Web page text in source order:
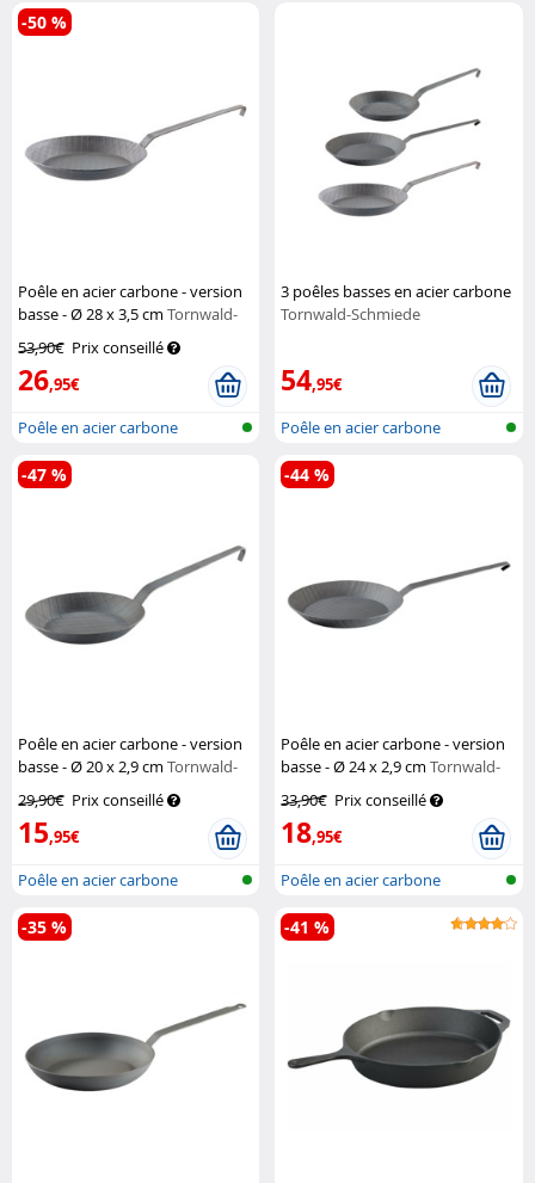
Poêle en acier carbone - version
basse - Ø 28 x 3,5 cm Tornwald-
53,90€ Prix conseillé
26,95€
-50 %
Poêle en acier carbone
3 poêles basses en acier carbone
Tornwald-Schmiede
54,95€
Poêle en acier carbone
Poêle en acier carbone - version
basse - Ø 20 x 2,9 cm Tornwald-
29,90€ Prix conseillé
15,95€
-47 %
Poêle en acier carbone
Poêle en acier carbone - version
basse - Ø 24 x 2,9 cmTornwald-
33,90€ Prix conseillé
18,95€
-44 %
Poêle en acier carbone
-35 % -41 %